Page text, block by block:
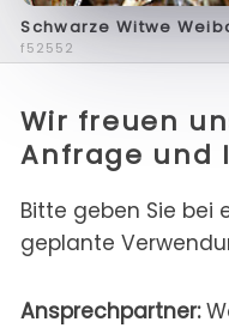
Schwarze Witwe
f52552
Wir freuen
Anfrage und
Bitte geben Sie bei
geplante
Ansprechpartner: